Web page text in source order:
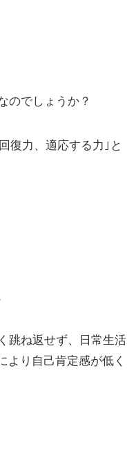
のでしょうか？
復力、適応する力｣と
跳ね返せず、日常生活
より自己肯定感が低く